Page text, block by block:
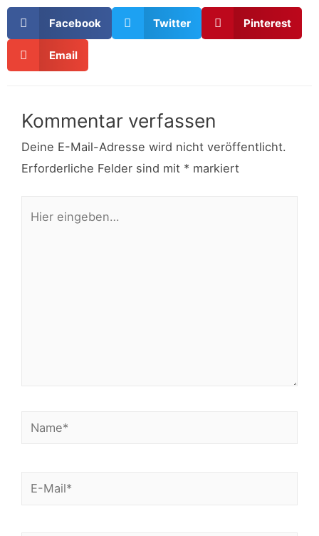
Facebook Twitter Pinterest
Email
Kommentar verfassen
Deine E-Mail-Adresse wird nicht veröffentlicht.
Erforderliche Felder sind mit * markiert